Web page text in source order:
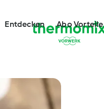
Entdecken Abo Vorteile